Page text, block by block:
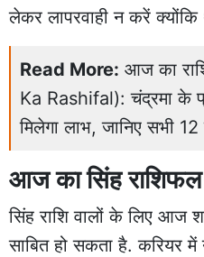
लेकर लापरवाही न करें
Read More: आज का
Ka Rashifal): चंद्रमा के
मिलेगा लाभ, जानिए सभी
आज का सिंह
सिंह राशि वालों के लिए आज
साबित हो सकता है. करियर